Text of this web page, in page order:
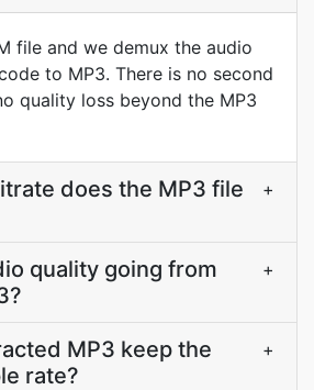
file and we demux the audio
to MP3. There is no second
quality loss beyond the MP3
does the MP3 file
+
quality going from
+
MP3 keep the
rate?
+